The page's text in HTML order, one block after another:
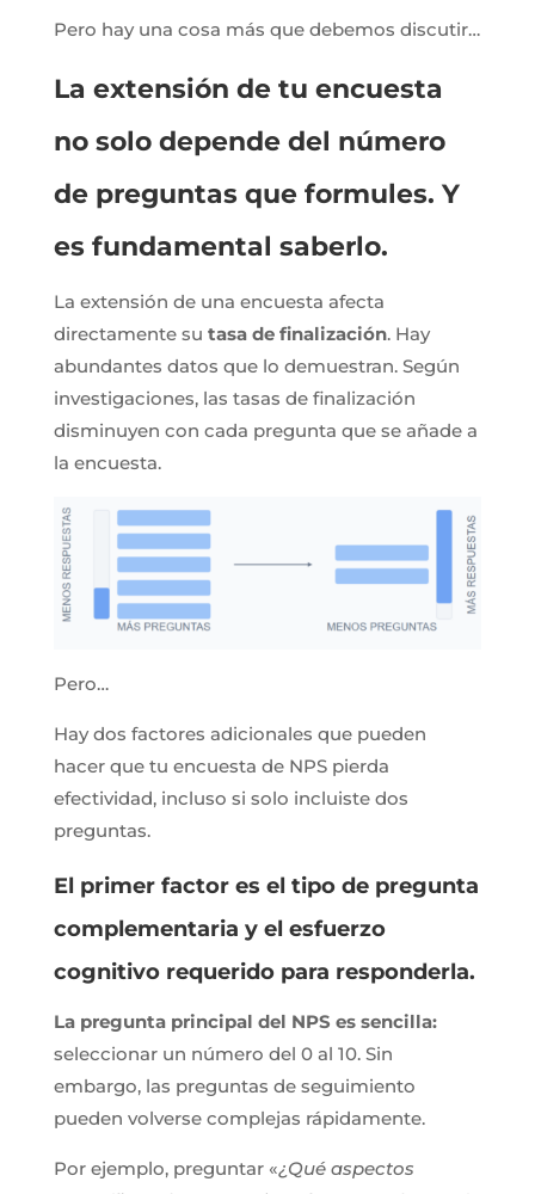
Pero hay una cosa más que debemos discutir…
La extensión de tu encuesta
no solo depende del número
de preguntas que formules. Y
es fundamental saberlo.
La extensión de una encuesta afecta
directamente su tasa de finalización. Hay
abundantes datos que lo demuestran. Según
investigaciones, las tasas de finalización
disminuyen con cada pregunta que se añade a
la encuesta.
Pero…
Hay dos factores adicionales que pueden
hacer que tu encuesta de NPS pierda
efectividad, incluso si solo incluiste dos
preguntas.
El primer factor es el tipo de pregunta
complementaria y el esfuerzo
cognitivo requerido para responderla.
La pregunta principal del NPS es sencilla:
seleccionar un número del 0 al 10. Sin
embargo, las preguntas de seguimiento
pueden volverse complejas rápidamente.
Por ejemplo, preguntar «¿Qué aspectos